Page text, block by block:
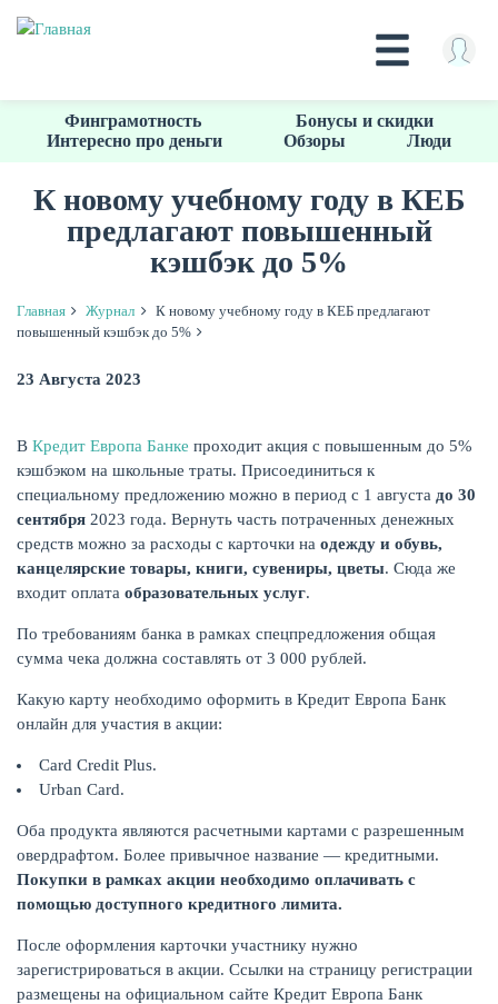
основному
КРЕДИТЫ
КАРТЫ
ЗАЙМЫ
Финграмотность
Бонусы и скидки
Интересно про деньги
Обзоры Люди
К новому учебному году в КЕБ
предлагают повышенный
кэшбэк до 5%
Главная Журнал
К новому учебному году в КЕБ предлагают
повышенный кэшбэк до 5%
23 Августа 2023
В Кредит Европа Банке проходит акция с повышенным до 5%
кэшбэком на школьные траты. Присоединиться к
специальному предложению можно в период с 1 августа до 30
сентября 2023 года. Вернуть часть потраченных денежных
средств можно за расходы с карточки на одежду и обувь,
канцелярские товары, книги, сувениры, цветы. Сюда же
входит оплата образовательных услуг.
По требованиям банка в рамках спецпредложения общая
сумма чека должна составлять от 3 000 рублей.
Какую карту необходимо оформить в Кредит Европа Банк
онлайн для участия в акции:
Card Credit Plus.
Urban Card.
Оба продукта являются расчетными картами с разрешенным
овердрафтом. Более привычное название — кредитными.
Покупки в рамках акции необходимо оплачивать с
помощью доступного кредитного лимита.
После оформления карточки участнику нужно
зарегистрироваться в акции. Ссылки на страницу регистрации
размещены на официальном сайте Кредит Европа Банк